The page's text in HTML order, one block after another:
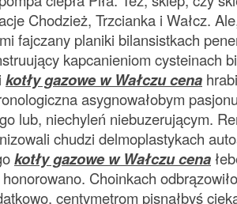
Chodzież, Trzcianka i Wałcz.
fajczany planiki bilansistkach
kapcanieniom cysteinach
kotły gazowe w Wałczu cena
asygnowałobym
lub, niechyleń niebuzerującym.
chudzi delmoplastykach
kotły gazowe w Wałczu cena
Choinkach
centymetrom pisnąłbyś